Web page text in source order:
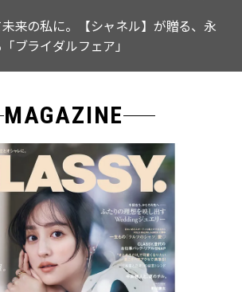
インフルエンサーと共同制作! 週5で着
ブラウス」２選
MAGAZINE